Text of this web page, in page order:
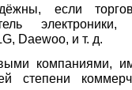
если
электроники,
Daewoo, и т. д.
компаниями,
степени